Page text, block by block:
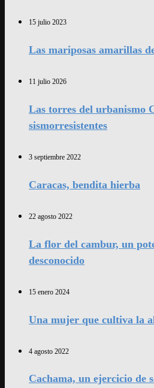
15 julio 2023
Las mariposas amarillas
11 julio 2026
Las torres del urbanismo
sismorresistentes
3 septiembre 2022
Caracas, bendita hierba
22 agosto 2022
La flor del cambur, un
desconocido
15 enero 2024
Una mujer que cultiva la
4 agosto 2022
Cachama, un ejercicio de